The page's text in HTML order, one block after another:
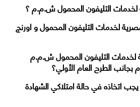
لخدمات التليفون المحمول ش.م.م ؟
لخدمات التليفون المحمول و اورنج
التليفون المحمول ش.م.م
بجانب الطرح العام الأولي؟
اتخاذه في حالة امتلاكي الشهادة